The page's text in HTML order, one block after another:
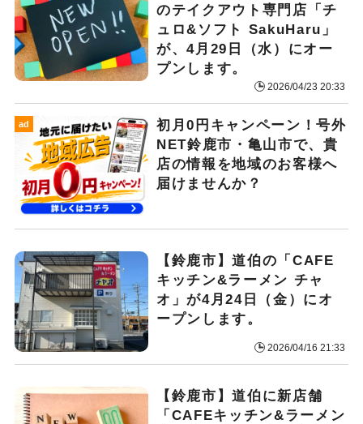
のテイクアウト専門店「チ
ュロ&ソフト SakuHaru」
が、4月29日（水）にオー
プンします。
2026/04/23 20:33
ad
初月0円キャンペーン！号外
NET鈴鹿市・亀山市で、貴
店の情報を地域のお客様へ
届けませんか？
【鈴鹿市】道伯の「CAFE
キッチン&ラーメン チャ
オ」が4月24日（金）にオ
ープンします。
2026/04/16 21:33
【鈴鹿市】道伯に新店舗
「CAFEキッチン&ラーメン